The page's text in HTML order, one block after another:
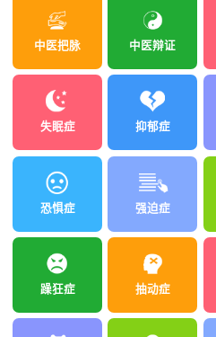
中医把脉 中医辩证
失眠症 抑郁症
恐惧症 强迫症
躁狂症 抽动症